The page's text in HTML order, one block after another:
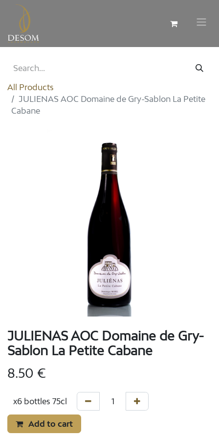
All Products
JULIENAS AOC Domaine de Gry-Sablon La Petite
Cabane
JULIENAS AOC Domaine de Gry-
Sablon La Petite Cabane
8.50 €
Add to cart